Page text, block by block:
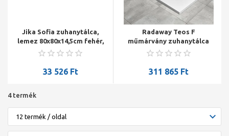
Jika Sofia zuhanytálca,
lemez 80x80x14,5cm fehér,
antislip felülettel
33 526 Ft
Radaway Teos F
műmárvány zuhanytálca
1600*1000*40mm, HS1
311 865 Ft
4 termék